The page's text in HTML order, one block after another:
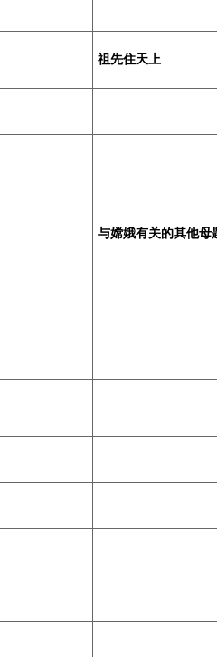
祖先住天上
与嫦娥有关的其他母